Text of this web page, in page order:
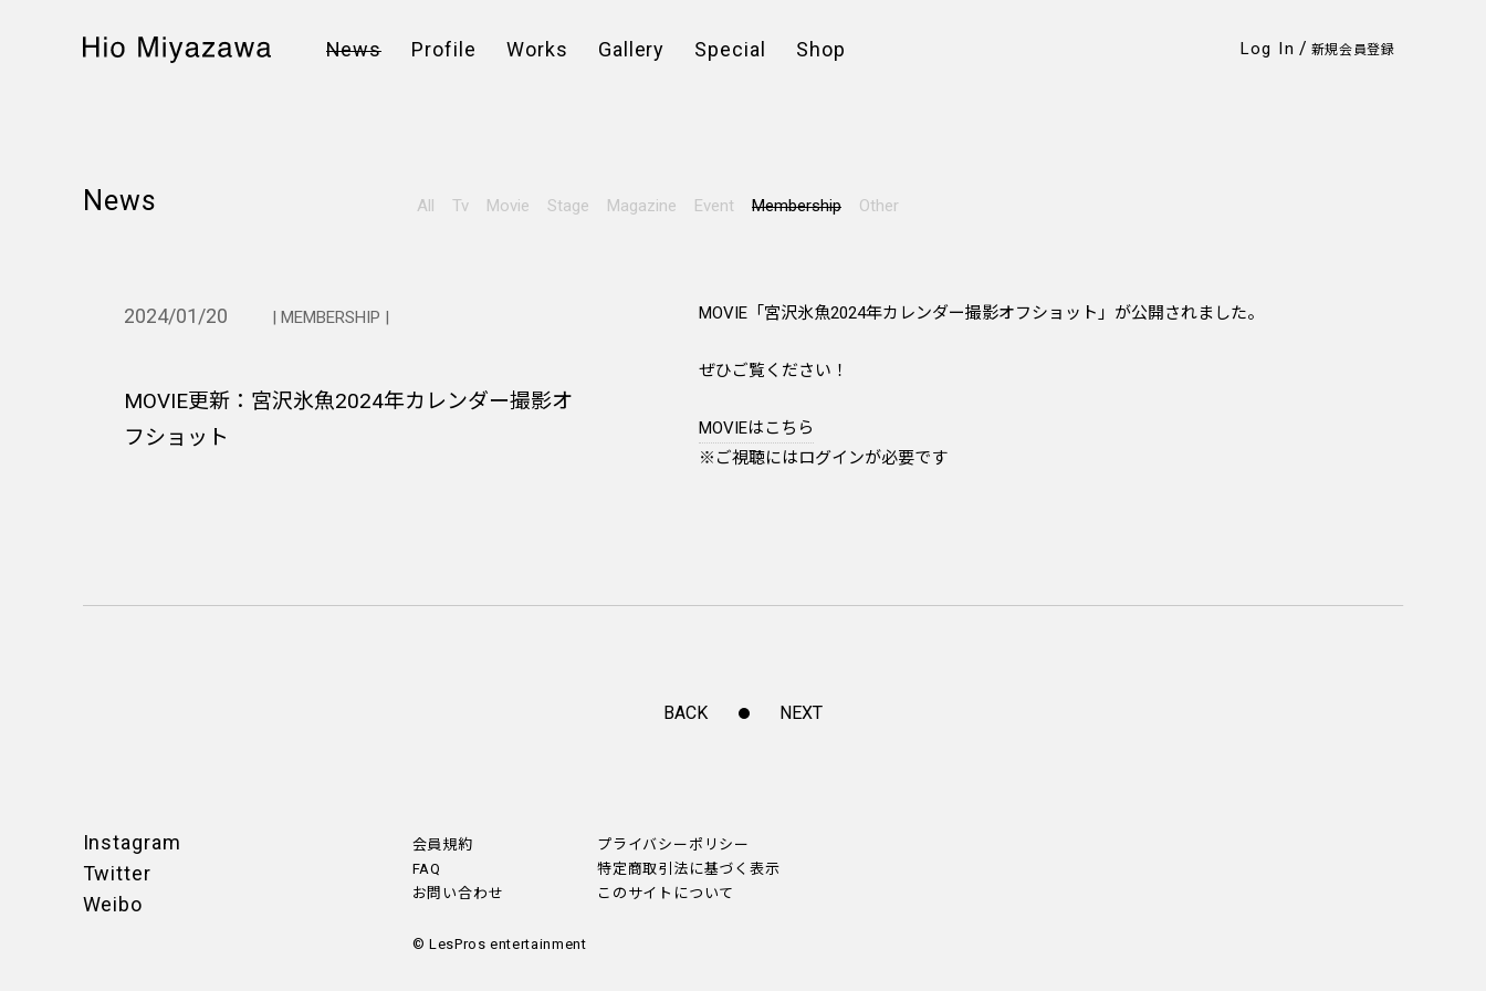
News Profile Works Gallery Special Shop Log In / 新規会員登録
News All Tv Movie Stage Magazine Event Membership Other
2024/01/20 | MEMBERSHIP |
MOVIE更新：宮沢氷魚2024年カレンダー撮影オ
フショット
MOVIE「宮沢氷魚2024年カレンダー撮影オフショット」が公開されました。
ぜひご覧ください！
MOVIEはこちら
※ご視聴にはログインが必要です
BACK NEXT
Instagram
Twitter
Weibo
会員規約
プライバシーポリシー
FAQ
特定商取引法に基づく表示
お問い合わせ
このサイトについて
© LesPros entertainment